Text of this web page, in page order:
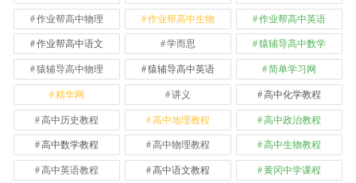
作业帮高中物理 作业帮高中生物 作业帮高中英语
作业帮高中语文 学而思 猿辅导高中数学
猿辅导高中物理 猿辅导高中英语 简单学习网
精华网 讲义 高中化学教程
高中历史教程 高中地理教程 高中政治教程
高中数学教程 高中物理教程 高中生物教程
高中英语教程 高中语文教程 黄冈中学课程